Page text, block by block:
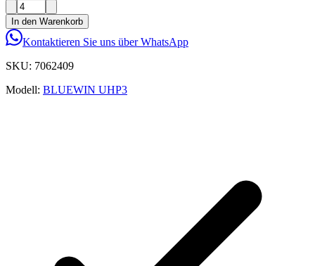
In den Warenkorb
Kontaktieren Sie uns über WhatsApp
SKU: 7062409
Modell: BLUEWIN UHP3